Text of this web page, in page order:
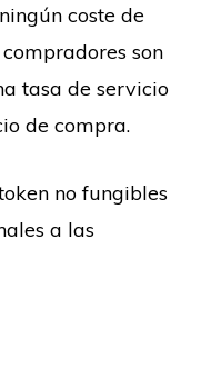
coste de
son
tasa de servicio
de compra.
no fungibles
a las